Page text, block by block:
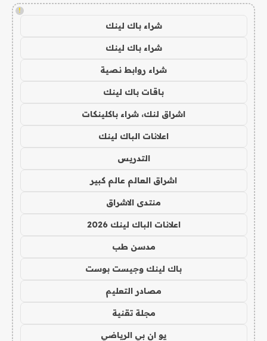
!
شراء باك لينك
شراء باك لينك
شراء روابط نصية
باقات باك لينك
اشراق لنك، شراء باكلينكات
اعلانات الباك لينك
التدريس
اشراق العالم عالم كبير
منتدى الاشراق
اعلانات الباك لينك 2026
مدسن طب
باك لينك وجيست بوست
مصادر التعليم
مجلة تقنية
يو ان بي الرياضي